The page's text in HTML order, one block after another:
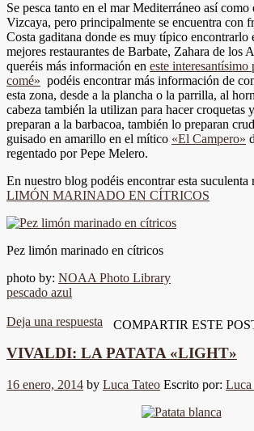
Se pesca tanto en el mar Mediterráneo así
Vizcaya, pero principalmente se encuentra con
Costa gaditana donde es muy típico encontrarlo
mejores restaurantes de Barbate, Zahara de los
queréis más información en este interesantísimo
comé» podéis encontrar más información de
esta zona, desde a la plancha o la parrilla, al
cabeza también la utilizan para hacer croquetas
preparan a la barbacoa, también lo preparan
guisado en amarillo en el mítico «El Campero»
regentado por Pepe Melero.
En nuestro blog podéis encontrar esta suculenta
LIMÓN MARINADO EN CÍTRICOS
Pez limón marinado en cítricos
photo by: NOAA Photo Library
pescado azul
Deja una respuesta COMPARTIR ESTE
VIVALDI: LA PATATA «LIGHT»
16 enero, 2014 by Luca Tateo Escrito por: Luca